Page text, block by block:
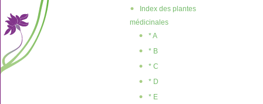
Index des plantes
médicinales
* A
* B
* C
* D
* E